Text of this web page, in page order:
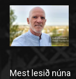
Mest lesið núna